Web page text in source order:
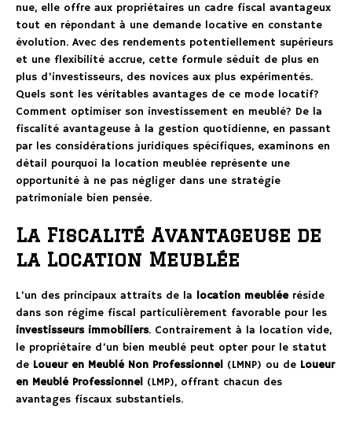
nue, elle offre aux propriétaires un cadre fiscal avantageux
tout en répondant à une demande locative en constante
évolution. Avec des rendements potentiellement supérieurs
et une flexibilité accrue, cette formule séduit de plus en
plus d’investisseurs, des novices aux plus expérimentés.
Quels sont les véritables avantages de ce mode locatif?
Comment optimiser son investissement en meublé? De la
fiscalité avantageuse à la gestion quotidienne, en passant
par les considérations juridiques spécifiques, examinons en
détail pourquoi la location meublée représente une
opportunité à ne pas négliger dans une stratégie
patrimoniale bien pensée.
La Fiscalité Avantageuse de
la Location Meublée
L’un des principaux attraits de la location meubléeréside
dans son régime fiscal particulièrement favorable pour les
investisseurs immobiliers. Contrairement à la location vide,
le propriétaire d’un bien meublé peut opter pour le statut
de Loueur en Meublé Non Professionnel (LMNP) ou de Loueur
en Meublé Professionnel (LMP), offrant chacun des
avantages fiscaux substantiels.